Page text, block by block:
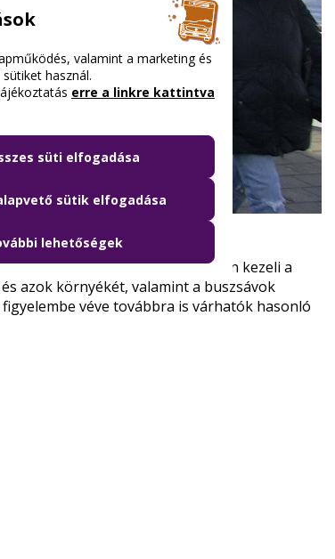
keretében kiemelten kezeli a
azok környékét, valamint a buszsávok
véve továbbra is várhatók hasonló
valamint a marketing és
használ.
erre a linkre kattintva
süti elfogadása
sütik elfogadása
lehetőségek